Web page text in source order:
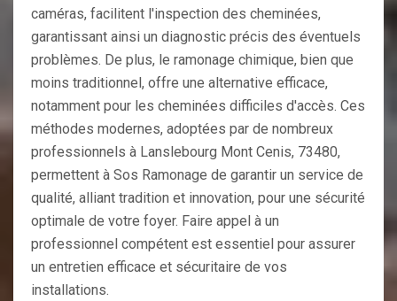
caméras, facilitent l'inspection des cheminées,
garantissant ainsi un diagnostic précis des éventuels
problèmes. De plus, le ramonage chimique, bien que
moins traditionnel, offre une alternative efficace,
notamment pour les cheminées difficiles d'accès. Ces
méthodes modernes, adoptées par de nombreux
professionnels à Lanslebourg Mont Cenis, 73480,
permettent à Sos Ramonage de garantir un service de
qualité, alliant tradition et innovation, pour une sécurité
optimale de votre foyer. Faire appel à un
professionnel compétent est essentiel pour assurer
un entretien efficace et sécuritaire de vos
installations.